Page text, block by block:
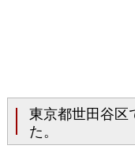
東京都世田谷区
た。